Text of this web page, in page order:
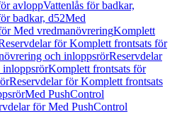
avloppVattenlås för badkar,
badkar, d52Med
Med vredmanövreringKomplett
för Komplett frontsats för
och inloppsrörReservdelar
inloppsrörKomplett frontsats för
Reservdelar för Komplett frontsats
Med PushControl
för Med PushControl